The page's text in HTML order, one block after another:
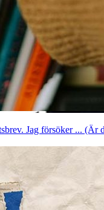
Jag försöker ... (Är